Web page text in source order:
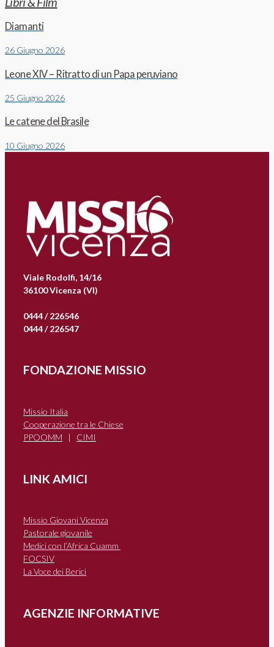
Diamanti
26 Giugno 2026
Leone XIV – Ritratto di un Papa peruviano
25 Giugno 2026
Le catene del Brasile
10 Giugno 2026
Viale Rodolfi, 14/16
36100 Vicenza (VI)
0444 / 226546
0444 / 226547
FONDAZIONE MISSIO
Missio Italia
Cooperazione tra le Chiese
PPOOMM | CIMI
LINK AMICI
Missio Giovani Vicenza
Pastorale giovanile
Medici con l’Africa Cuamm
FOCSIV
La Voce dei Berici
AGENZIE INFORMATIVE